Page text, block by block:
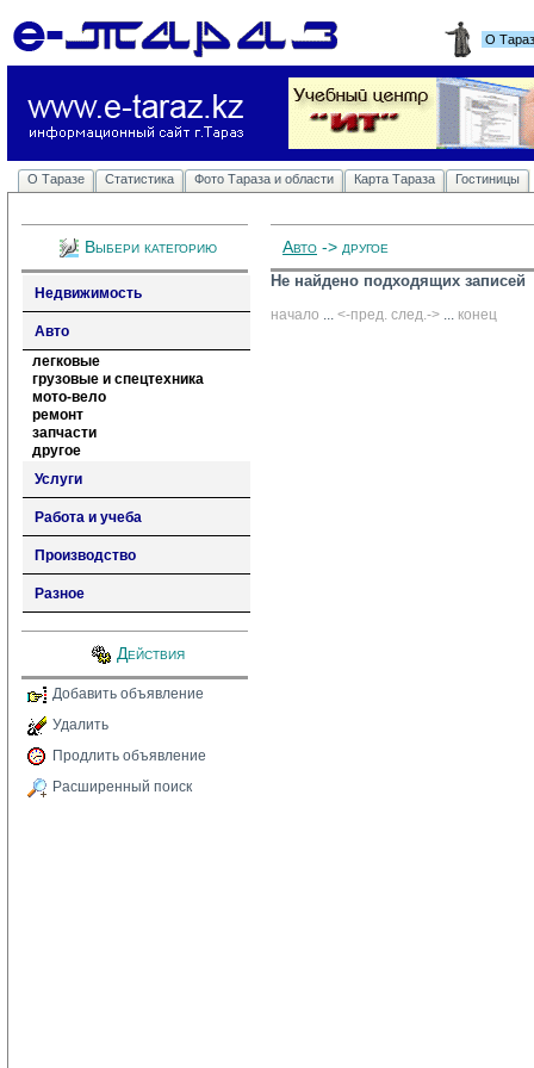
О
О Таразе Статистика Фото Тараза и области Карта Тараза Гостиницы
Выбери категорию
Недвижимость
Авто
легковые
грузовые и спецтехника
мото-вело
ремонт
запчасти
другое
Услуги
Работа и учеба
Производство
Разное
Действия
Добавить объявление
Удалить
Продлить объявление
Расширенный поиск
Авто -> другое
Не найдено подходящих записей
начало ... <-пред. след.-> ... конец